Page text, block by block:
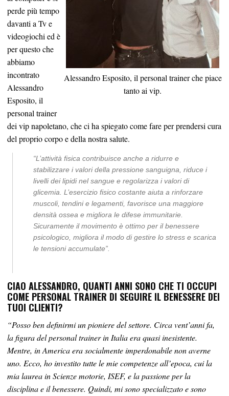
Alessandro Esposito, il personal trainer che piace
tanto ai vip.
perde più tempo
davanti a Tv e
videogiochi ed è
per questo che
abbiamo
incontrato
Alessandro
Esposito, il
personal trainer
dei vip napoletano, che ci ha spiegato come fare per prendersi cura
del proprio corpo e della nostra salute.
“L’attività fisica contribuisce anche a ridurre e
stabilizzare i valori della pressione sanguigna, riduce i
livelli dei lipidi nel sangue e regolarizza i valori di
glicemia. L’esercizio fisico costante aiuta a rinforzare
muscoli, tendini e legamenti, favorisce una maggiore
densità ossea e migliora le difese immunitarie.
Sicuramente il movimento è ottimo per il benessere
psicologico, migliora il modo di gestire lo stress e scarica
le tensioni accumulate”.
CIAO ALESSANDRO, QUANTI ANNI SONO CHE TI OCCUPI
COME PERSONAL TRAINER DI SEGUIRE IL BENESSERE DEI
TUOI CLIENTI?
“Posso ben definirmi un pioniere del settore. Circa vent’anni fa,
la figura del personal trainer in Italia era quasi inesistente.
Mentre, in America era socialmente imperdonabile non averne
uno. Ecco, ho investito tutte le mie competenze all’epoca, cui la
mia laurea in Scienze motorie, ISEF, e la passione per la
disciplina e il benessere. Quindi, mi sono specializzato e sono